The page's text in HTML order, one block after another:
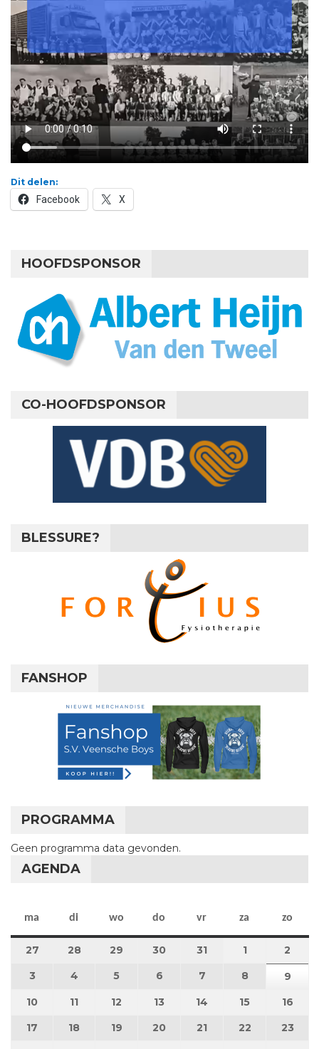
Dit delen:
Facebook X
HOOFDSPONSOR
CO-HOOFDSPONSOR
BLESSURE?
FANSHOP
PROGRAMMA
Geen programma data gevonden.
AGENDA
ma maandag
di dinsdag
wo woensdag
do donderdag
vr vrijdag
za zaterdag
zo
27 27 juli 2026
28 28 juli 2026
29 29 juli 2026
30 30 juli 2026
31 31 juli 2026
11 augustus
2
3 3 augustus 2026
4 4 augustus 2026
5 5 augustus 2026
6 6 augustus 2026
7 7 augustus 2026
8 8 augustus
9
10 10 augustus 2026
11 11 augustus 2026
12 12 augustus 2026
13 13 augustus 2026
14 14 augustus 2026
15 15 16
17 17 augustus 2026
18 18 augustus 2026
19 19 augustus 2026
20 20 augustus 2026
21 21 augustus 2026
22 22 23